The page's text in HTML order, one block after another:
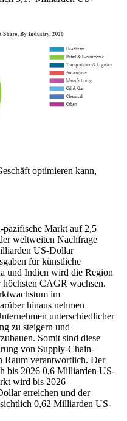
optimieren kann,
pazifische Markt auf 2,5
weltweiten Nachfrage
US-Dollar
für künstliche
und Indien wird die Region
CAGR wachsen.
im
hinaus nehmen
unterschiedlicher
zu steigern und
Somit sind diese
von Supply-Chain-
Raum verantwortlich. Der
bis 2026 0,6 Milliarden US-
wird bis 2026
erreichen und der
0,62 Milliarden US-